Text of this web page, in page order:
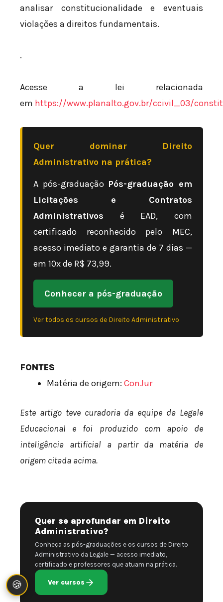
analisar constitucionalidade e eventuais
violações a direitos fundamentais.
.
Acesse a lei relacionada
em https://www.planalto.gov.br/ccivil_03/
Quer dominar Direito
Administrativo na prática?
A pós-graduação Pós-graduação em
Licitações e Contratos
Administrativos é EAD, com
certificado reconhecido pelo MEC,
acesso imediato e garantia de 7 dias —
em 10x de R$ 73,99.
Conhecer a pós-graduação
Ver todos os cursos de Direito Administrativo
FONTES
Matéria de origem: ConJur
Este artigo teve curadoria da equipe da Legale
Educacional e foi produzido com apoio de
inteligência artificial a partir da matéria de
origem citada acima.
Quer se aprofundar em Direito
Administrativo?
Conheça as pós-graduações e os cursos de Direito
Administrativo da Legale — acesso imediato,
certificado e professores que atuam na prática.
Ver cursos
🍪